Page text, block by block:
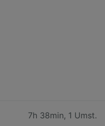
7h 38min, 1 Umst.